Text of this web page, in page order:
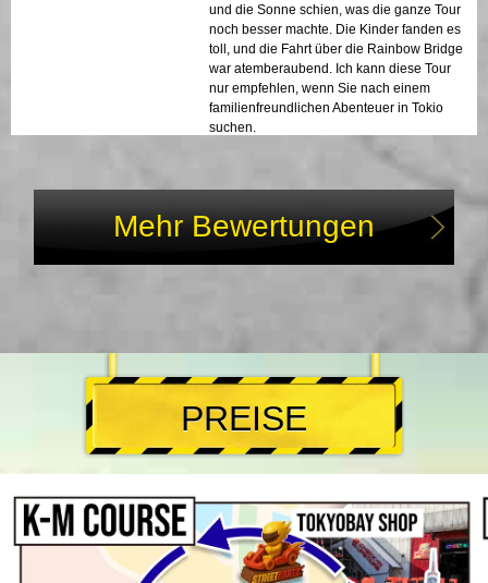
und die Sonne schien, was die ganze Tour
noch besser machte. Die Kinder fanden es
toll, und die Fahrt über die Rainbow Bridge
war atemberaubend. Ich kann diese Tour
nur empfehlen, wenn Sie nach einem
familienfreundlichen Abenteuer in Tokio
suchen.
Mehr Bewertungen
PREISE